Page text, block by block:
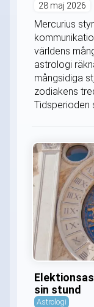
28 maj 2026
Mercurius
världens
astrologi
mångsidiga
zodiakens
Tidsperioden
sin stund
Astrologi